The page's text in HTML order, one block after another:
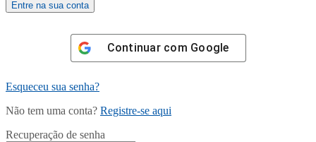
Continuar com Google
Esqueceu sua senha?
Não tem uma conta? Registre-se aqui
Recuperação de senha